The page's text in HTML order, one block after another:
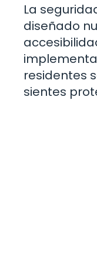
La
diseñado
residentes
sientes